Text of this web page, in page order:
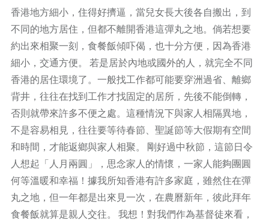
香港地方細小，住得好擠逼，當兒女長大後各自搬出，到
不同的地方居住，但都不離開香港這彈丸之地。倘若想要
約出來相聚一刻，食餐飯傾吓偈，也十分方便，因為香港
細小，交通方便。 若是居於內地或國外的人，就完全不同
香港的居住環境了。一般找工作都可能要穿洲過省、離鄉
背井，往往在找到工作才找固定的居所，先後不能倒轉，
否則就帶來許多不便之處。這種情況下與家人相隔異地，
不是容易相見，往往要等待春節、聖誕節等大假期有空間
和時間，才能返鄉與家人相聚。 剛好過中秋節，這節日令
人想起「人月兩圓」，思念家人的情懷，一家人能夠團圓
何等溫暖和幸福！據我所知香港有許多家庭，雖然住在彈
丸之地，但一年都是出來見一次，在農曆新年，彼此拜年
食餐飯就算是親人交往。 我想！對我們作為基督徒來看，